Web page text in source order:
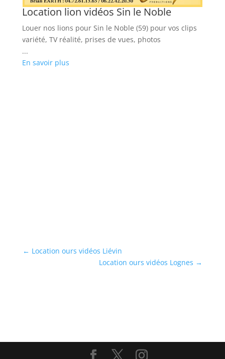
Location lion vidéos Sin le Noble
Louer nos lions pour Sin le Noble (59) pour vos clips
variété, TV réalité, prises de vues, photos
...
En savoir plus
← Location ours vidéos Liévin
Location ours vidéos Lognes →